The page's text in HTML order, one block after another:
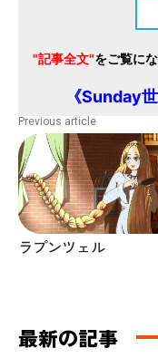
"記事全文"をご覧に
《Sunday
Previous article
ラプンツェル
最新の記事